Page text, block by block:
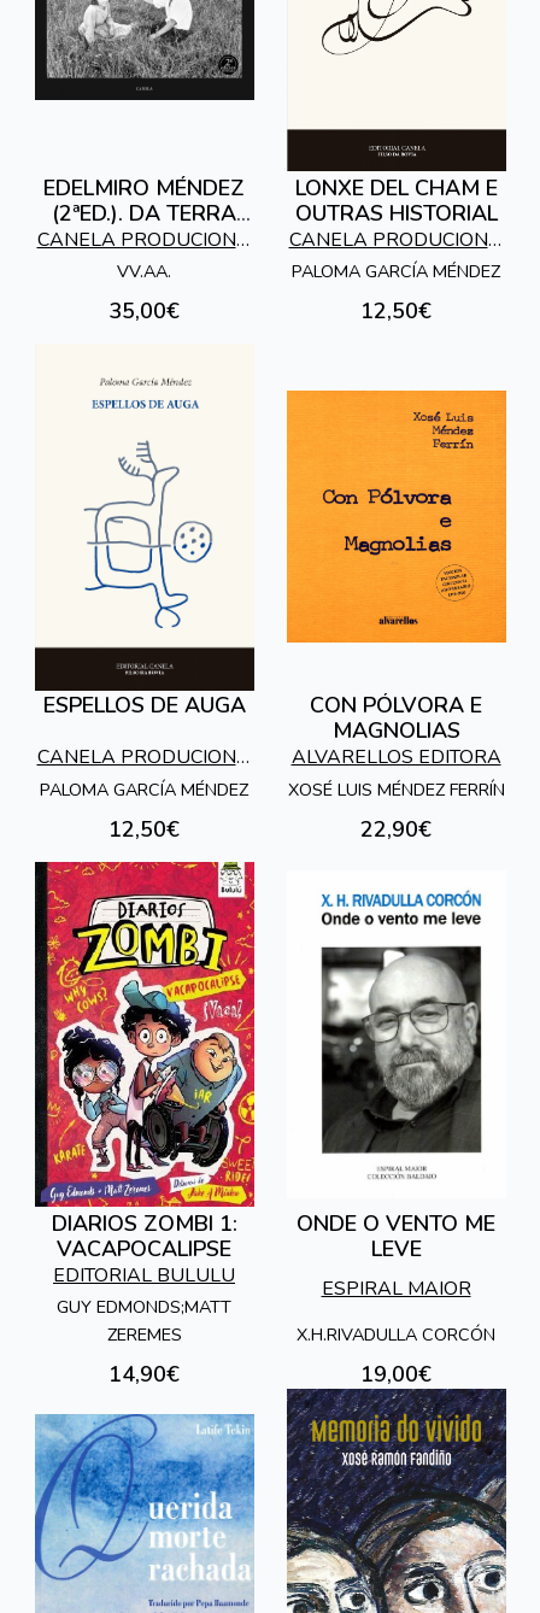
EDELMIRO MÉNDEZ
(2ªED.). DA TERRA
QUE FOMOS.
CANELA PRODUCIONS,
EDITORIAL
ETNOGRAFICA
VV.AA.
35,00€
LONXE DEL CHAM E
OUTRAS HISTORIAL
CANELA PRODUCIONS,
EDITORIAL
ETNOGRAFICA
PALOMA GARCÍA MÉNDEZ
12,50€
ESPELLOS DE AUGA
CANELA PRODUCIONS,
EDITORIAL
ETNOGRAFICA
PALOMA GARCÍA MÉNDEZ
12,50€
CON PÓLVORA E
MAGNOLIAS
ALVARELLOS EDITORA
XOSÉ LUIS MÉNDEZ FERRÍN
22,90€
DIARIOS ZOMBI 1:
VACAPOCALIPSE
EDITORIAL BULULU
GUY EDMONDS;MATT
ZEREMES
14,90€
ONDE O VENTO ME
LEVE
ESPIRAL MAIOR
X.H.RIVADULLA CORCÓN
19,00€